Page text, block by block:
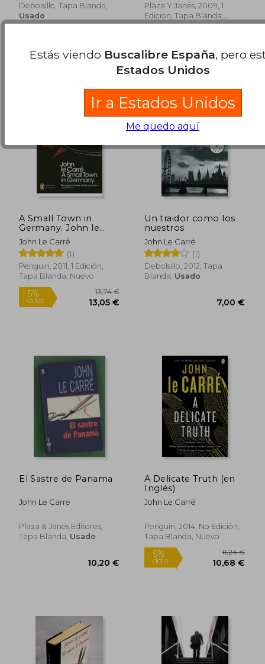
Rápido
Debolsillo, Tapa Blanda,
Usado
10,20 €
Plaza Y Janés, 2009, 1
Edición, Tapa Blanda,
Usado
A Small Town in
Germany. John le
Carr (en Inglés)
John Le Carré
(1)
Penguin, 2011, 1 Edición,
Tapa Blanda, Nuevo
Un traidor como los
nuestros
John Le Carré
(1)
Debolsillo, 2012, Tapa
Blanda, Usado
El Sastre de Panama
John Le Carre
Plaza & Janes Editores,
Tapa Blanda, Usado
A Delicate Truth (en
Inglés)
John Le Carré
Penguin, 2014, No Edición,
Tapa Blanda, Nuevo
Estás viendo Buscalibre España, pero
Estados Unidos
Ir a Estados Unidos
Me quedo aquí